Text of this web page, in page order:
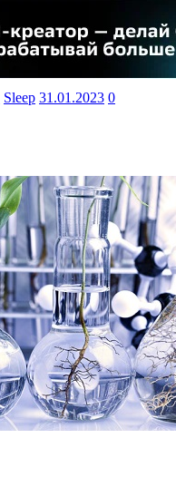
Sleep 31.01.2023 0